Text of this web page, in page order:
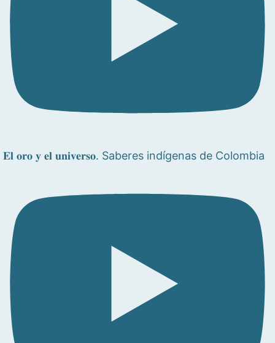
𝐄𝐥 𝐨𝐫𝐨 𝐲 𝐞𝐥 𝐮𝐧𝐢𝐯𝐞𝐫𝐬𝐨. Saberes indígenas de Colombia